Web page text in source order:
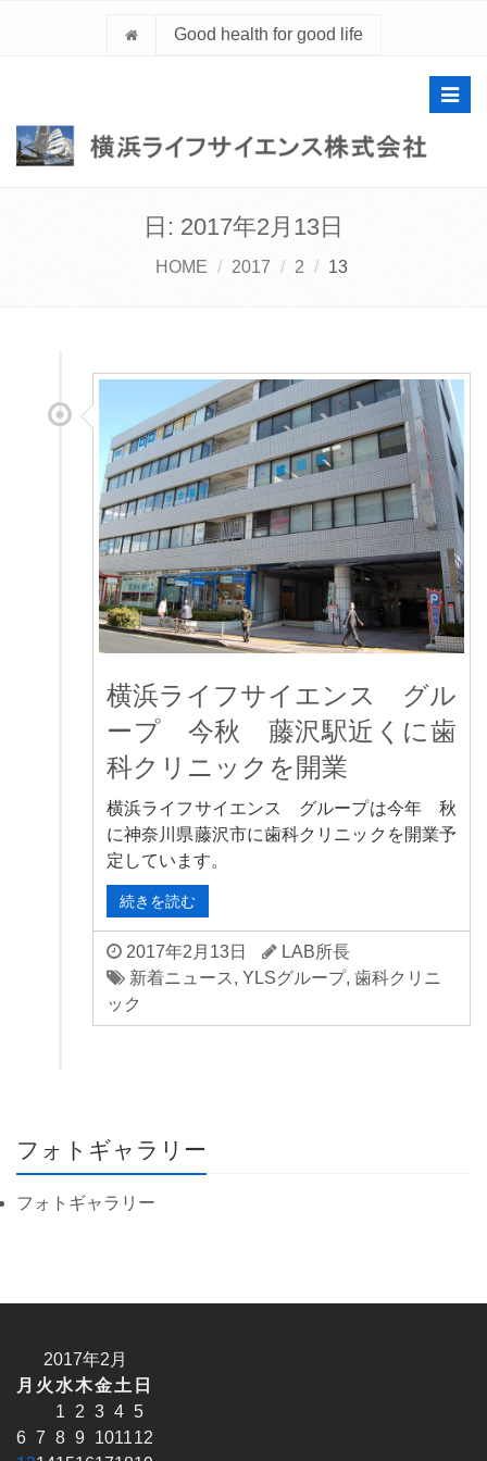
Good health for good life
日: 2017年2月13日
HOME 2017 2 13
横浜ライフサイエンス グル
ープ 今秋 藤沢駅近くに歯
科クリニックを開業
横浜ライフサイエンス グループは今年 秋
に神奈川県藤沢市に歯科クリニックを開業予
定しています。
続きを読む
2017年2月13日
LAB所長
新着ニュース , YLSグループ, 歯科クリニ
ック
フォトギャラリー
フォトギャラリー
2017年2月
月 火 水木金土 日
1
2 3 4 5
6 7 8 9 101112